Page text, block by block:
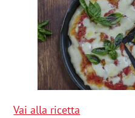
Vai alla ricetta